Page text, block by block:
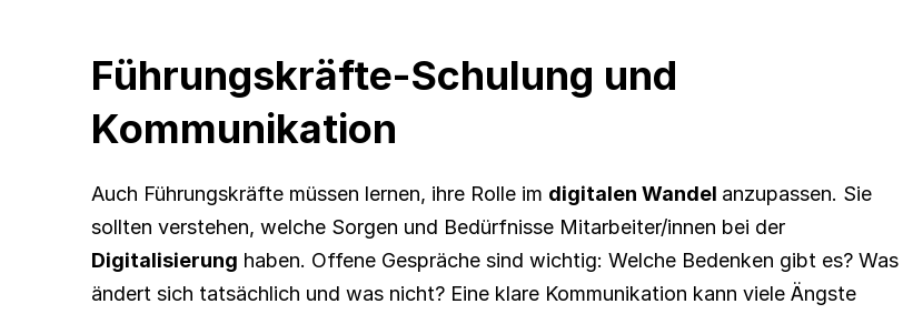
Führungskräfte-Schulung und
Kommunikation
Auch Führungskräfte müssen lernen, ihre Rolle im digitalen Wandel anzupassen. Sie
Digitalisierung haben. Offene Gespräche sind wichtig: Welche Bedenken gibt es? Was
ändert sich tatsächlich und was nicht? Eine klare Kommunikation kann viele Ängste